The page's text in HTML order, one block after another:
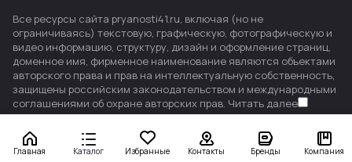
Главная Каталог Избранные Контакты Бренды Компания
Все ресурсы сайта pryanosti41.ru, включая (но не
ограничиваясь) текстовую, графическую, фотографическую и
видео информацию, структуру, дизайн и оформление страниц,
доменное имя, фирменное наименование являются объектами
авторского права и прав на интеллектуальную собственность,
защищены российским законодательством и международными
соглашениями об охране авторских прав. Читать далее